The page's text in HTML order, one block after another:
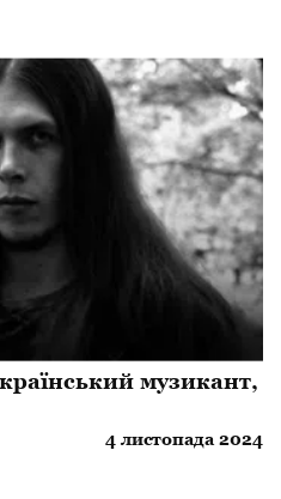
музикант,
4 листопада 2024